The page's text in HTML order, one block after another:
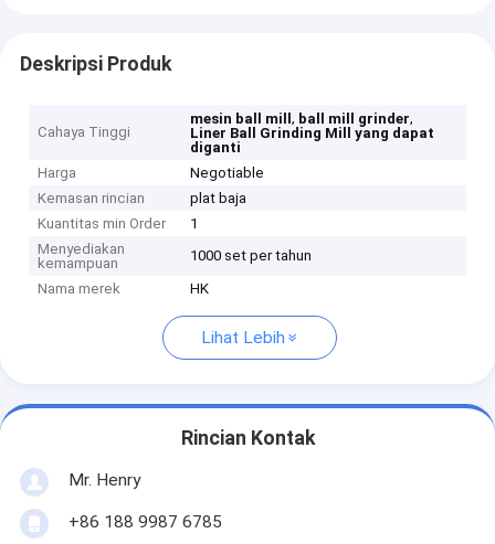
Deskripsi Produk
Cahaya Tinggi
mesin ball mill, ball mill grinder,
Liner Ball Grinding Mill yang dapat
diganti
Harga
Negotiable
Kemasan rincian
plat baja
Kuantitas min Order
1
Menyediakan
kemampuan
1000 set per tahun
Nama merek
HK
Lihat Lebih
Rincian Kontak
Mr. Henry
+86 188 9987 6785